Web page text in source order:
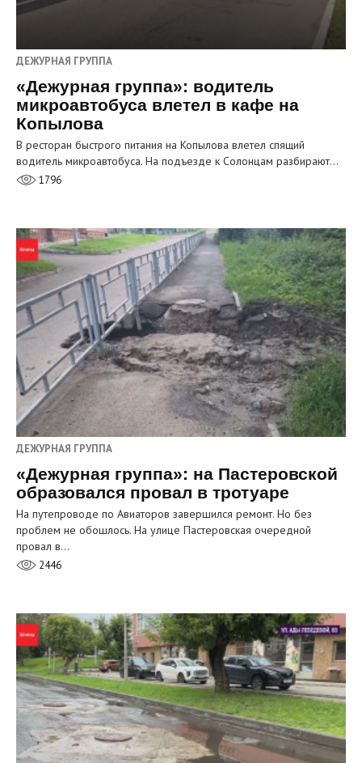
ДЕЖУРНАЯ ГРУППА
«Дежурная группа»: водитель
микроавтобуса влетел в кафе на
Копылова
В ресторан быстрого питания на Копылова влетел спящий
водитель микроавтобуса. На подъезде к Солонцам разбирают…
1796
ДЕЖУРНАЯ ГРУППА
«Дежурная группа»: на Пастеровской
образовался провал в тротуаре
На путепроводе по Авиаторов завершился ремонт. Но без
проблем не обошлось. На улице Пастеровская очередной
провал в…
2446